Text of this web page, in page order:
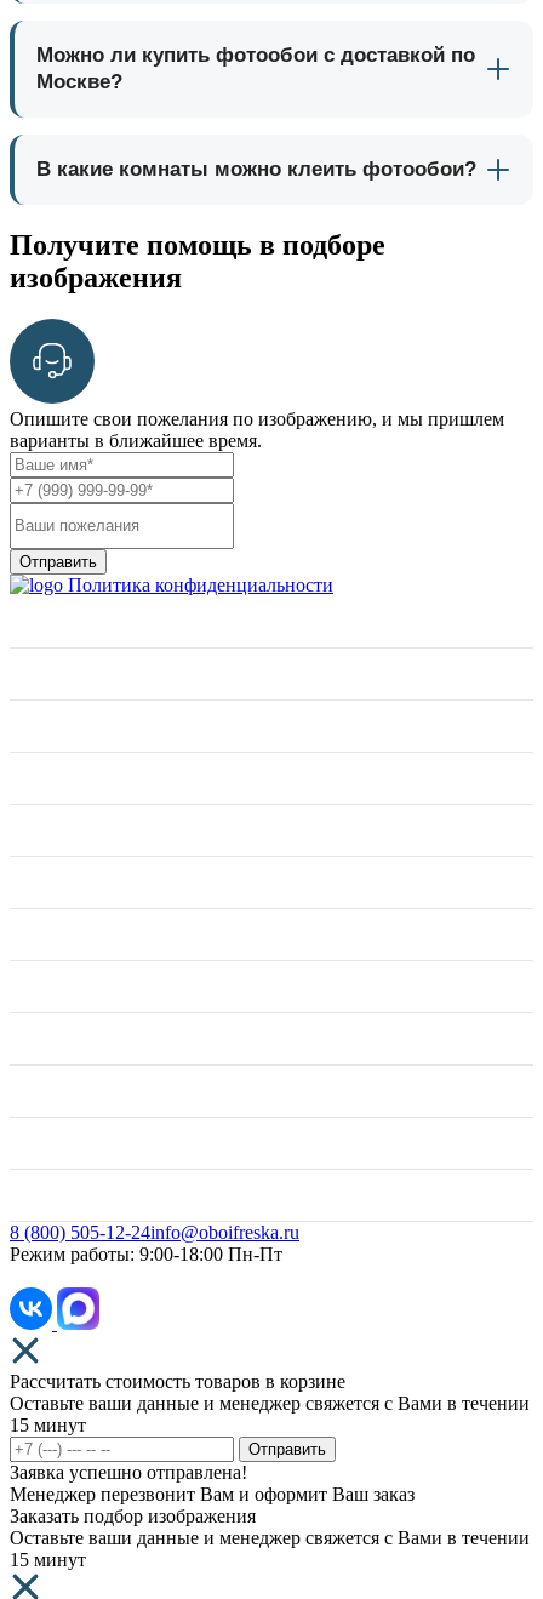
Можно ли купить фотообои с доставкой по
Москве?
В какие комнаты можно клеить фотообои?
Получите помощь в подборе
изображения
Опишите свои пожелания по изображению, и мы пришлем
варианты в ближайшее время.
Отправить
Политика конфиденциальности
8 (800) 505-12-24info@oboifreska.ru
Режим работы: 9:00-18:00 Пн-Пт
Рассчитать стоимость товаров в корзине
Оставьте ваши данные и менеджер свяжется с Вами в течении
15 минут
Отправить
Заявка успешно отправлена!
Менеджер перезвонит Вам и оформит Ваш заказ
Заказать подбор изображения
Оставьте ваши данные и менеджер свяжется с Вами в течении
15 минут